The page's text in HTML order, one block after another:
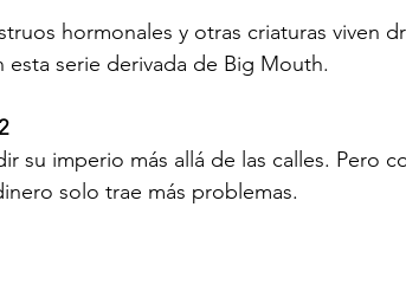
hormonales y otras criaturas viven
esta serie derivada de Big Mouth.
su imperio más allá de las calles. Pero
solo trae más problemas.